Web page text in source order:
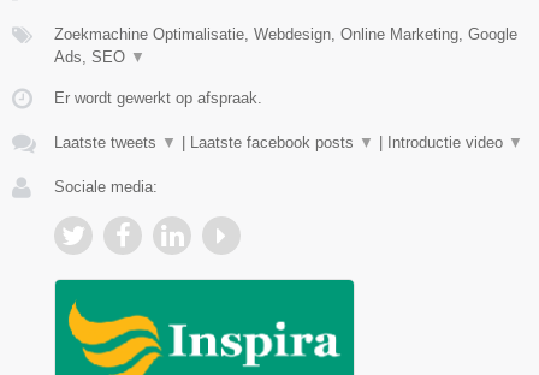
Zoekmachine Optimalisatie, Webdesign, Online Marketing, Google
Ads, SEO ▼
Er wordt gewerkt op afspraak.
Laatste tweets ▼ Laatste facebook posts ▼ Introductie video ▼
Sociale media: